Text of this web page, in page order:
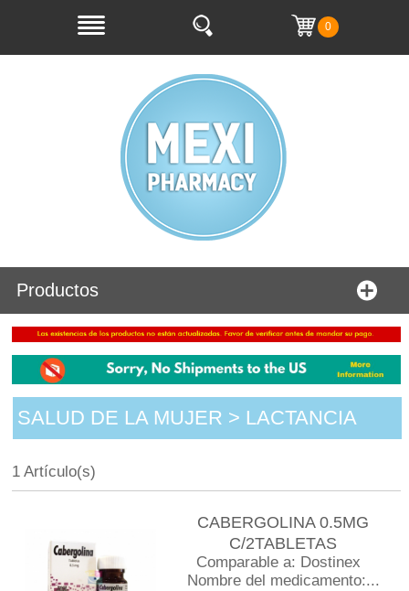
0
Productos
SALUD DE LA MUJER > LACTANCIA
1 Artículo(s)
CABERGOLINA 0.5MG
C/2TABLETAS
Comparable a: Dostinex
Nombre del medicamento:...